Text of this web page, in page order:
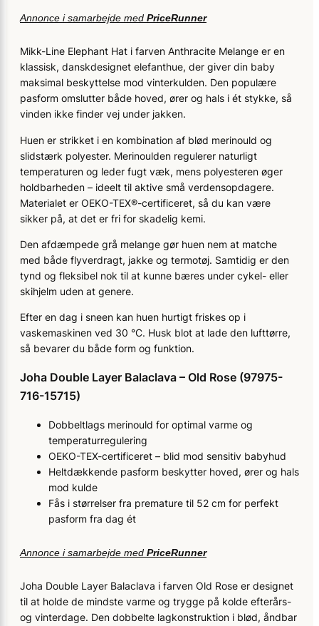
Annonce i samarbejde med PriceRunner
Mikk-Line Elephant Hat i farven Anthracite Melange er en
klassisk, danskdesignet elefanthue, der giver din baby
maksimal beskyttelse mod vinterkulden. Den populære
pasform omslutter både hoved, ører og hals i ét stykke, så
vinden ikke finder vej under jakken.
Huen er strikket i en kombination af blød merinould og
slidstærk polyester. Merinoulden regulerer naturligt
temperaturen og leder fugt væk, mens polyesteren øger
holdbarheden – ideelt til aktive små verdensopdagere.
Materialet er OEKO-TEX®-certificeret, så du kan være
sikker på, at det er fri for skadelig kemi.
Den afdæmpede grå melange gør huen nem at matche
med både flyverdragt, jakke og termotøj. Samtidig er den
tynd og fleksibel nok til at kunne bæres under cykel- eller
skihjelm uden at genere.
Efter en dag i sneen kan huen hurtigt friskes op i
vaskemaskinen ved 30 °C. Husk blot at lade den lufttørre,
så bevarer du både form og funktion.
Joha Double Layer Balaclava – Old Rose (97975-
716-15715)
Dobbeltlags merinould for optimal varme og
temperaturregulering
OEKO-TEX-certificeret – blid mod sensitiv babyhud
Heltdækkende pasform beskytter hoved, ører og hals
mod kulde
Fås i størrelser fra premature til 52 cm for perfekt
pasform fra dag ét
Annonce i samarbejde med PriceRunner
Joha Double Layer Balaclava i farven Old Rose er designet
til at holde de mindste varme og trygge på kolde efterårs-
og vinterdage. Den dobbelte lagkonstruktion i blød, åndbar